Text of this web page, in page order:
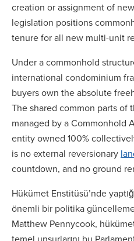
creation or assignment of
legislation positions
tenure for all new multi-unit
Under a commonhold
international condominium
buyers own the absolute
The shared common parts of
managed by a Commonhold
entity owned 100%
is no external reversionary
countdown, and no ground
Hükümet Enstitüsü’nde
önemli bir politika
Matthew Pennycook,